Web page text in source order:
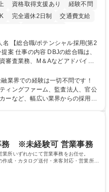
資格取得支援あり
経験不問
完全週休2日制
交通費支給
職は、
審査業務、M＆Aなどアドバイザ
な業務に精通し、複数の専門性を
、横断的なロー
キャリアを形成していただきま
ずれかの部門でご活躍いただきま
容に関しては、別途その他労働条
業界での経験は一切不問です！
ィングファーム、監査法人、官公
ーなど、幅広い業界からの採用実
す。ポテンシャル採用（第2新
いません。新たな時代を見据え
先鞭をつける役割を担いたい、と
学歴：大学院
務 ※未経験可 営業事務
所いずれかにて営業事務をお任せ。
成・カタログ送付・来客対応・営業所内